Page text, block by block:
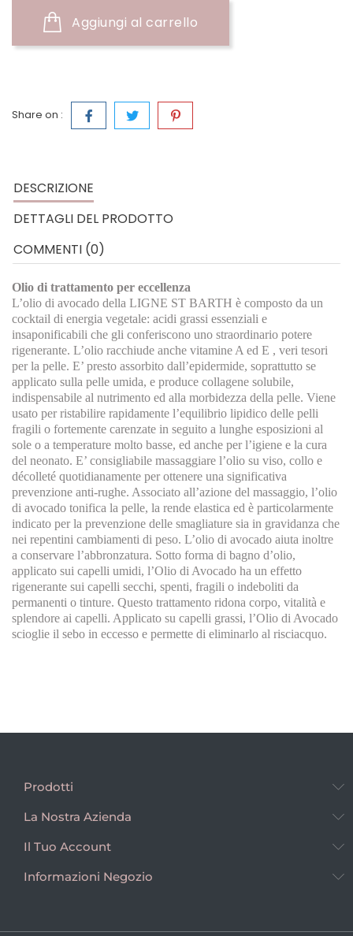
Aggiungi al carrello
Share on :
DESCRIZIONE
DETTAGLI DEL PRODOTTO
COMMENTI (0)
Olio di trattamento per eccellenza
L’olio di avocado della LIGNE ST BARTH è composto da un
cocktail di energia vegetale: acidi grassi essenziali e
insaponificabili che gli conferiscono uno straordinario potere
rigenerante. L’olio racchiude anche vitamine A ed E , veri tesori
per la pelle. E’ presto assorbito dall’epidermide, soprattutto se
applicato sulla pelle umida, e produce collagene solubile,
indispensabile al nutrimento ed alla morbidezza della pelle. Viene
usato per ristabilire rapidamente l’equilibrio lipidico delle pelli
fragili o fortemente carenzate in seguito a lunghe esposizioni al
sole o a temperature molto basse, ed anche per l’igiene e la cura
del neonato. E’ consigliabile massaggiare l’olio su viso, collo e
décolleté quotidianamente per ottenere una significativa
prevenzione anti-rughe. Associato all’azione del massaggio, l’olio
di avocado tonifica la pelle, la rende elastica ed è particolarmente
indicato per la prevenzione delle smagliature sia in gravidanza che
nei repentini cambiamenti di peso. L’olio di avocado aiuta inoltre
a conservare l’abbronzatura. Sotto forma di bagno d’olio,
applicato sui capelli umidi, l’Olio di Avocado ha un effetto
rigenerante sui capelli secchi, spenti, fragili o indeboliti da
permanenti o tinture. Questo trattamento ridona corpo, vitalità e
splendore ai capelli. Applicato su capelli grassi, l’Olio di Avocado
scioglie il sebo in eccesso e permette di eliminarlo al risciacquo.
Prodotti
La Nostra Azienda
Il Tuo Account
Informazioni Negozio